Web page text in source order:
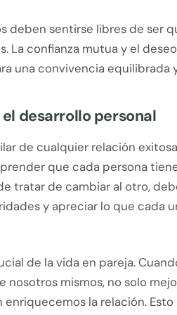
deben sentirse libres de ser
La confianza mutua y el
una convivencia equilibrada
desarrollo personal
de cualquier relación
que cada persona
tratar de cambiar al otro,
y apreciar lo que cada
de la vida en pareja.
nosotros mismos, no solo
la relación.